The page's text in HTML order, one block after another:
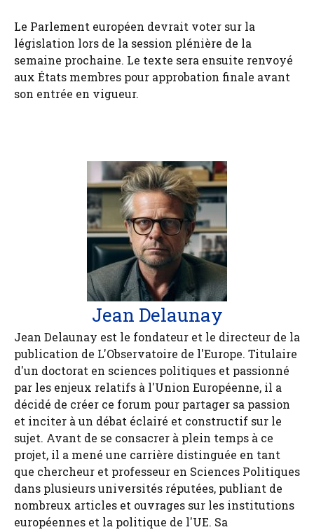
Le Parlement européen devrait voter sur la
législation lors de la session plénière de la
semaine prochaine. Le texte sera ensuite renvoyé
aux États membres pour approbation finale avant
son entrée en vigueur.
Jean Delaunay
Jean Delaunay est le fondateur et le directeur de la
publication de L'Observatoire de l'Europe. Titulaire
d'un doctorat en sciences politiques et passionné
par les enjeux relatifs à l'Union Européenne, il a
décidé de créer ce forum pour partager sa passion
et inciter à un débat éclairé et constructif sur le
sujet. Avant de se consacrer à plein temps à ce
projet, il a mené une carrière distinguée en tant
que chercheur et professeur en Sciences Politiques
dans plusieurs universités réputées, publiant de
nombreux articles et ouvrages sur les institutions
européennes et la politique de l'UE. Sa